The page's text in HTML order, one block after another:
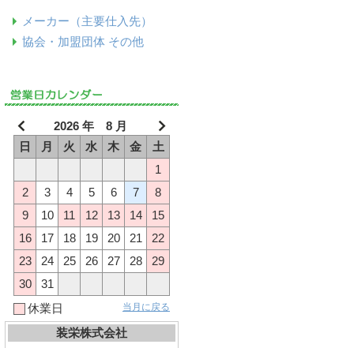
メーカー（主要仕入先）
協会・加盟団体 その他
2026 年 8 月
日
月 火 水 木 金
土
1
2
3 4 5 6 7
8
9
10 11 12 13 14
15
16
17 18 19 20 21
22
23
24 25 26 27 28
29
30
31
休業日
当月に戻る
装栄株式会社